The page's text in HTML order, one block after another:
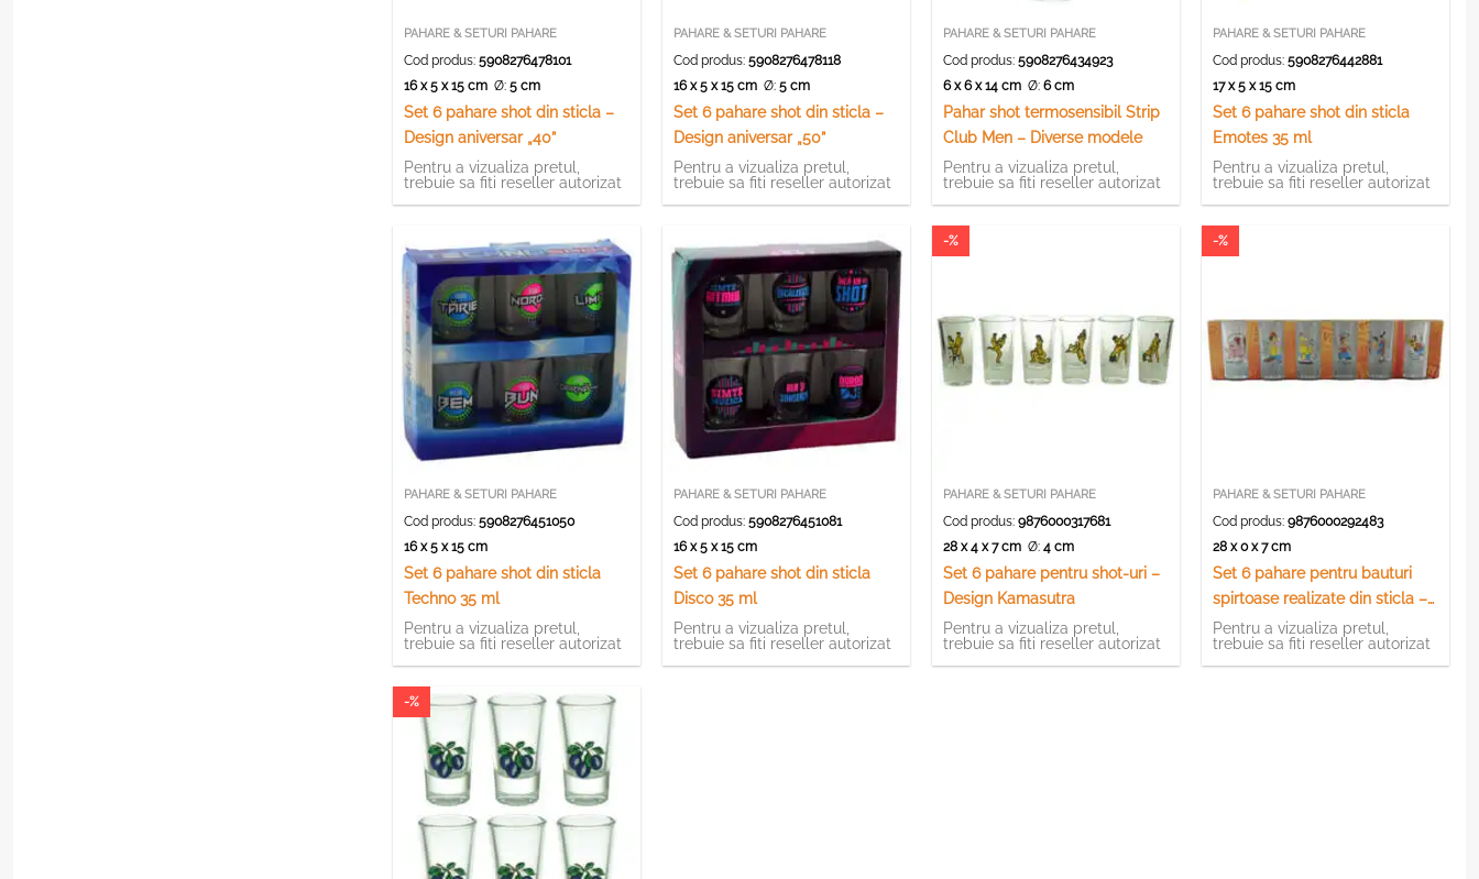
PAHARE & SETURI PAHARE
Cod produs:5908276478101
16 x 5 x 15 cm Ø:5 cm
Set 6 pahare shot din sticla –
Design aniversar „40”
Pentru a vizualiza pretul,
trebuie sa fiti reseller autorizat
PAHARE & SETURI PAHARE
Cod produs:5908276478118
16 x 5 x 15 cm Ø:5 cm
Set 6 pahare shot din sticla –
Design aniversar „50”
Pentru a vizualiza pretul,
trebuie sa fiti reseller autorizat
PAHARE & SETURI PAHARE
Cod produs:5908276434923
6 x 6 x 14 cm Ø:6 cm
Pahar shot termosensibil Strip
Club Men – Diverse modele
Pentru a vizualiza pretul,
trebuie sa fiti reseller autorizat
PAHARE & SETURI PAHARE
Cod produs:5908276442881
17 x 5 x 15 cm
Set 6 pahare shot din sticla
Emotes 35 ml
Pentru a vizualiza pretul,
trebuie sa fiti reseller autorizat
PAHARE & SETURI PAHARE
Cod produs:5908276451050
16 x 5 x 15 cm
Set 6 pahare shot din sticla
Techno 35 ml
Pentru a vizualiza pretul,
trebuie sa fiti reseller autorizat
PAHARE & SETURI PAHARE
Cod produs:5908276451081
16 x 5 x 15 cm
Set 6 pahare shot din sticla
Disco 35 ml
Pentru a vizualiza pretul,
trebuie sa fiti reseller autorizat
-%
PAHARE & SETURI PAHARE
Cod produs:9876000317681
28 x 4 x 7 cm Ø:4 cm
Set 6 pahare pentru shot-uri –
Design Kamasutra
Pentru a vizualiza pretul,
trebuie sa fiti reseller autorizat
-%
PAHARE & SETURI PAHARE
Cod produs:9876000292483
28 x 0 x 7 cm
Set 6 pahare pentru bauturi
spirtoase realizate din sticla –
Design Funny Drinker (Tip 1)
Pentru a vizualiza pretul,
trebuie sa fiti reseller autorizat
-%